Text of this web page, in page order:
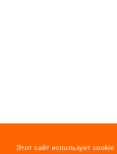
Этот сайт использует